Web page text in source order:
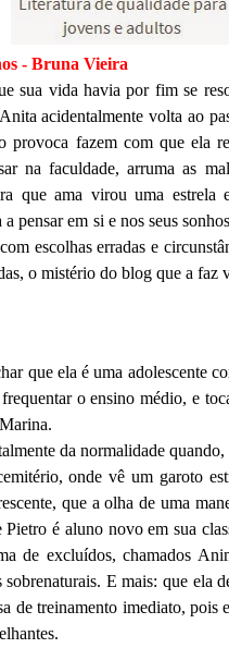
- Bruna Vieira
sua vida havia por fim se
acidentalmente volta ao
provoca fazem com que ela
na faculdade, arruma as
que ama virou uma estrela
pensar em si e nos seus
escolhas erradas e
o mistério do blog que a faz
que ela é uma adolescente
o ensino médio, e
da normalidade
onde vê um garoto
que a olha de uma
Pietro é aluno novo em sua
de excluídos, chamados
E mais: que ela
de treinamento imediato,